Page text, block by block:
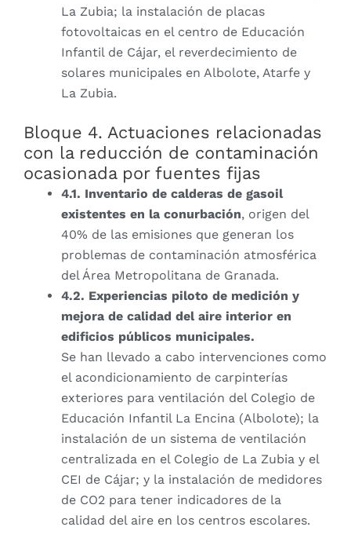
La Zubia; la instalación de placas
fotovoltaicas en el centro de Educación
Infantil de Cájar, el reverdecimiento de
solares municipales en Albolote, Atarfe y
La Zubia.
Bloque 4. Actuaciones relacionadas
con la reducción de contaminación
ocasionada por fuentes fijas
4.1. Inventario de calderas de gasoil
existentes en la conurbación, origen del
40% de las emisiones que generan los
problemas de contaminación atmosférica
del Área Metropolitana de Granada.
4.2. Experiencias piloto de medición y
mejora de calidad del aire interior en
edificios públicos municipales.
Se han llevado a cabo intervenciones como
el acondicionamiento de carpinterías
exteriores para ventilación del Colegio de
Educación Infantil La Encina (Albolote); la
instalación de un sistema de ventilación
centralizada en el Colegio de La Zubia y el
CEI de Cájar; y la instalación de medidores
de CO2 para tener indicadores de la
calidad del aire en los centros escolares.